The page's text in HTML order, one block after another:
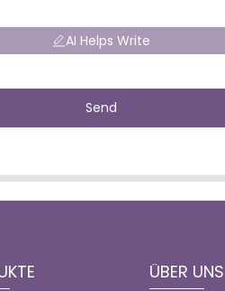
AI Helps Write
Send
ÜBER UNS